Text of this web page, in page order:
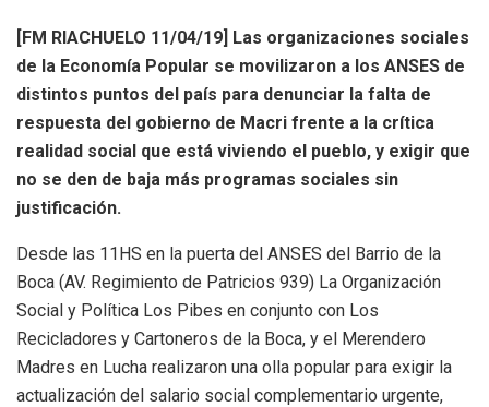
[FM RIACHUELO 11/04/19] Las organizaciones sociales
de la Economía Popular se movilizaron a los ANSES de
distintos puntos del país para denunciar la falta de
respuesta del gobierno de Macri frente a la crítica
realidad social que está viviendo el pueblo, y exigir que
no se den de baja más programas sociales sin
justificación.
Desde las 11HS en la puerta del ANSES del Barrio de la
Boca (AV. Regimiento de Patricios 939) La Organización
Social y Política Los Pibes en conjunto con Los
Recicladores y Cartoneros de la Boca, y el Merendero
Madres en Lucha realizaron una olla popular para exigir la
actualización del salario social complementario urgente,